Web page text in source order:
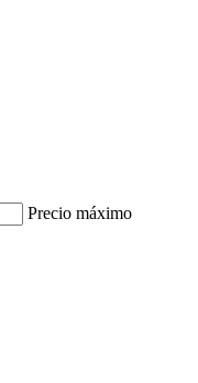
Precio máximo